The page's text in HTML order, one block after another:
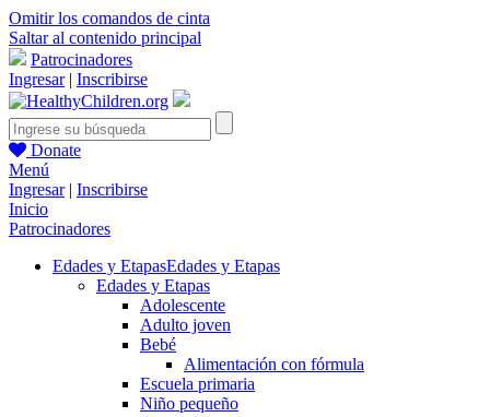
Omitir los comandos de cinta
Saltar al contenido principal
Patrocinadores
Ingresar| Inscribirse
Donate
Menú
Ingresar| Inscribirse
Inicio
Patrocinadores
Edades y EtapasEdades y Etapas
Edades y Etapas
Adolescente
Adulto joven
Bebé
Alimentación con fórmula
Escuela primaria
Niño pequeño